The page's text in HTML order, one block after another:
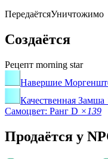
ПередаётсяУничтожимо
Создаётся
Рецепт morning star
Навершие
Качественная Замша
Самоцвет: Ранг D ×139
Продаётся у